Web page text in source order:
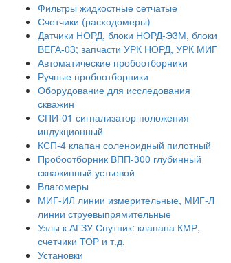
Фильтры жидкостные сетчатые
Счетчики (расходомеры)
Датчики НОРД, блоки НОРД-Э3М, блоки
ВЕГА-03; запчасти УРК НОРД, УРК МИГ
Автоматические пробоотборники
Ручные пробоотборники
Оборудование для исследования
скважин
СПИ-01 сигнализатор положения
индукционный
КСП-4 клапан соленоидный пилотный
Пробоотборник ВПП-300 глубинный
скважинный устьевой
Влагомеры
МИГ-ИЛ линии измерительные, МИГ-Л
линии струевыпрямительные
Узлы к АГЗУ Спутник: клапана КМР,
счетчики ТОР и т.д.
Установки